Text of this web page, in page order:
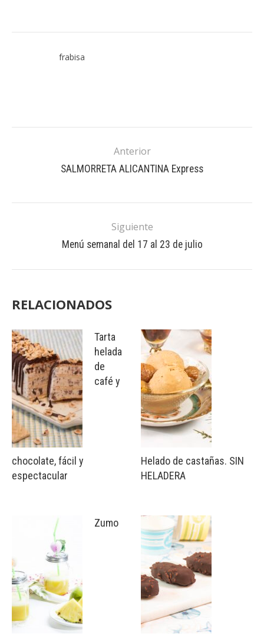
frabisa
Anterior
SALMORRETA ALICANTINA Express
Siguiente
Menú semanal del 17 al 23 de julio
RELACIONADOS
Tarta
helada
de
café y
chocolate, fácil y
espectacular
Zumo
Helado de castañas. SIN
HELADERA